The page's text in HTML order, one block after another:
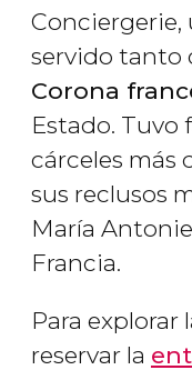
Conciergerie,
servido tanto
Corona
Estado. Tuvo
cárceles más
sus reclusos
María
Francia.
Para explorar
reservar la